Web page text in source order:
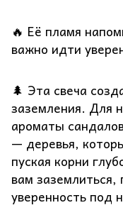
🔥 Её пламя
важно идти
🌲 Эта свеча
заземления. Для
ароматы
— деревья,
пуская корни
вам заземлиться,
уверенность под